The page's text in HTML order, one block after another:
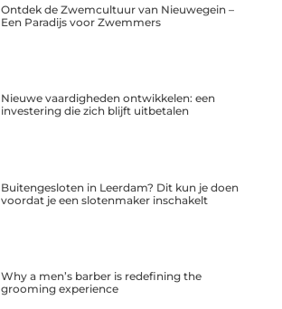
Ontdek de Zwemcultuur van Nieuwegein –
Een Paradijs voor Zwemmers
Nieuwe vaardigheden ontwikkelen: een
investering die zich blijft uitbetalen
Buitengesloten in Leerdam? Dit kun je doen
voordat je een slotenmaker inschakelt
Why a men’s barber is redefining the
grooming experience